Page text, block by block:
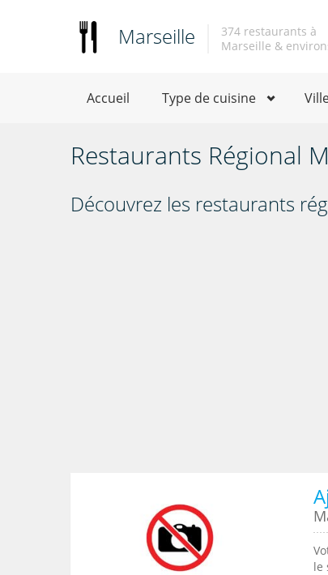
Marseille
374 restaurants à
Marseille &
Accueil Type de cuisine
Restaurants Régional
Découvrez les restaurants
le